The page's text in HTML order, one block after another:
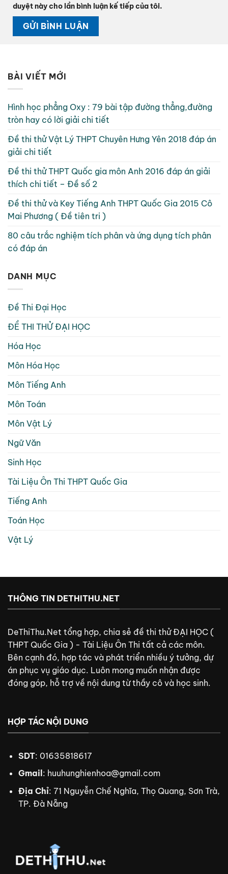
duyệt này cho lần bình luận kế tiếp của tôi.
BÀI VIẾT MỚI
Hình học phẳng Oxy : 79 bài tập đường thẳng,đường
tròn hay có lời giải chi tiết
Đề thi thử Vật Lý THPT Chuyên Hưng Yên 2018 đáp án
giải chi tiết
Đề thi thử THPT Quốc gia môn Anh 2016 đáp án giải
thích chi tiết – Đề số 2
Đề thi thử và Key Tiếng Anh THPT Quốc Gia 2015 Cô
Mai Phương ( Đề tiên tri )
80 câu trắc nghiệm tích phân và ứng dụng tích phân
có đáp án
DANH MỤC
Đề Thi Đại Học
ĐỀ THI THỬ ĐẠI HỌC
Hóa Học
Môn Hóa Học
Môn Tiếng Anh
Môn Toán
Môn Vật Lý
Ngữ Văn
Sinh Học
Tài Liệu Ôn Thi THPT Quốc Gia
Tiếng Anh
Toán Học
Vật Lý
THÔNG TIN DETHITHU.NET
DeThiThu.Net tổng hợp, chia sẻ đề thi thử ĐẠI HỌC (
THPT Quốc Gia ) - Tài Liệu Ôn Thi tất cả các môn.
Bên cạnh đó, hợp tác và phát triển nhiều ý tưởng, dự
án phục vụ giáo dục. Luôn mong muốn nhận được
đóng góp, hỗ trợ về nội dung từ thầy cô và học sinh.
HỢP TÁC NỘI DUNG
SDT: 01635818617
Gmail : huuhunghienhoa@gmail.com
Địa Chỉ: 71 Nguyễn Chế Nghĩa, Thọ Quang, Sơn Trà,
TP. Đà Nẵng